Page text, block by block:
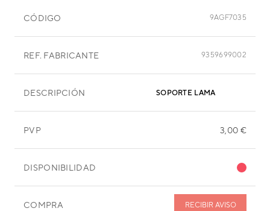
CÓDIGO 9AGF7035
REF. FABRICANTE 9359699002
DESCRIPCIÓN SOPORTE LAMA
PVP 3,00 €
DISPONIBILIDAD
COMPRA RECIBIR AVISO